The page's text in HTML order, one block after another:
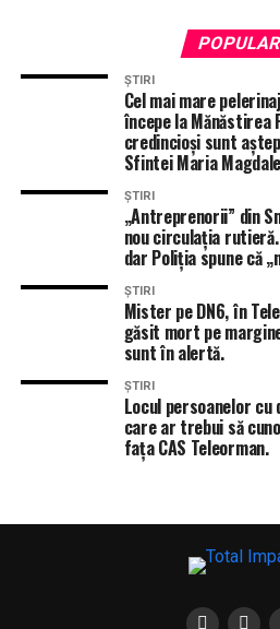
ACCIDENT
ACCIDENT MORTAL TELEORMAN
ZIMNICEA
ȘTIRI
Cel mai mare
începe la Mănăstirea
credincioși sunt
Sfintei Maria
ȘTIRI
„Antreprenorii” din
nou circulația rutieră.
dar Poliția spune că
ȘTIRI
Mister pe DN6, în
găsit mort pe
sunt în alertă.
ȘTIRI
Locul persoanelor
care ar trebui să
fața CAS Teleorman.